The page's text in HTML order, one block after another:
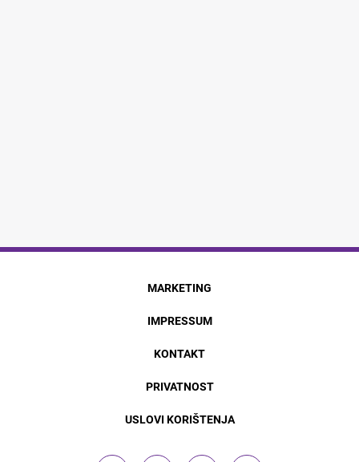
MARKETING
IMPRESSUM
KONTAKT
PRIVATNOST
USLOVI KORIŠTENJA